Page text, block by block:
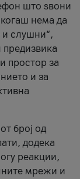
што ѕвони
нема да
и слушни“,
предизвика
простор за
и за
број од
додека
реакции,
мрежи и